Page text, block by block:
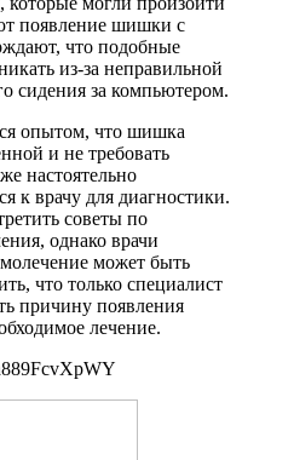
появление шишки с
что подобные
из-за неправильной
сидения за компьютером.
опытом, что шишка
и не требовать
настоятельно
к врачу для диагностики.
советы по
однако врачи
может быть
что только специалист
причину появления
лечение.